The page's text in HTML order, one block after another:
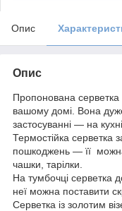
Опис
Опис
Пропонована
вашому домі. Вона
застосуванні — на
Термостійка серветка
пошкоджень — її можна
чашки, тарілки.
На тумбочці серветка
неї можна поставити
Серветка із золотим